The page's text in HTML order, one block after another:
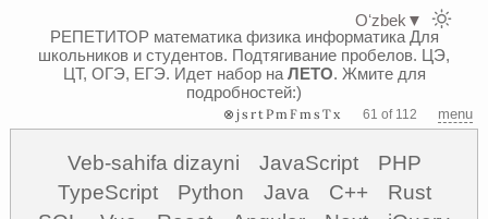
РЕПЕТИТОР математика физика информатикаДля
школьников и студентов. Подтягивание пробелов. ЦЭ,
ЦТ, ОГЭ, ЕГЭ. Идет набор на ЛЕТО. Жмите для
подробностей:)
⊗jsrtPmFmsTx 61 of 112 menu
Veb-sahifa dizayni JavaScript
PHP
TypeScript
Python Java C++
Rust
Oʻzbek ▼